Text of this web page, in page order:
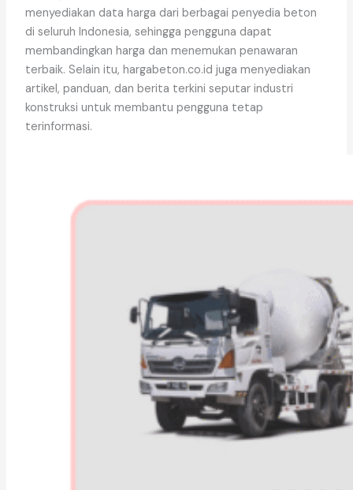
menyediakan data harga dari berbagai penyedia beton
di seluruh Indonesia, sehingga pengguna dapat
membandingkan harga dan menemukan penawaran
terbaik. Selain itu, hargabeton.co.id juga menyediakan
artikel, panduan, dan berita terkini seputar industri
konstruksi untuk membantu pengguna tetap
terinformasi.